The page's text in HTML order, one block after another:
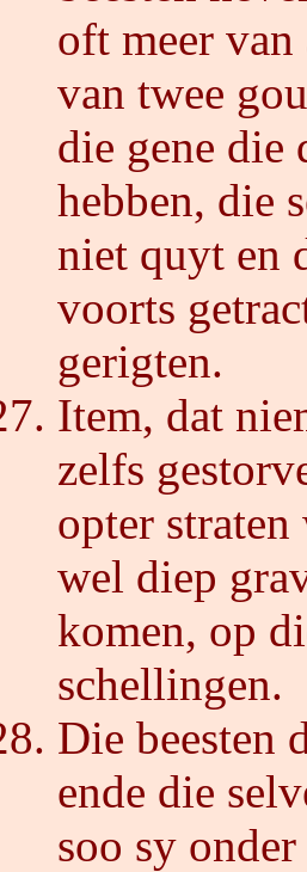
oft meer van
van twee
die gene die
hebben, die
niet quyt en
voorts
gerigten.
Item, dat
zelfs
opter
wel diep
komen, op
schellingen.
Die beesten
ende die
soo sy